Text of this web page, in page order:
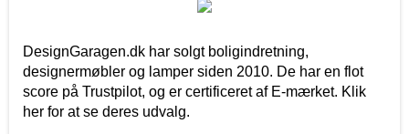
DesignGaragen.dk har solgt boligindretning,
designermøbler og lamper siden 2010. De har en flot
score på Trustpilot, og er certificeret af E-mærket. Klik
her for at se deres udvalg.